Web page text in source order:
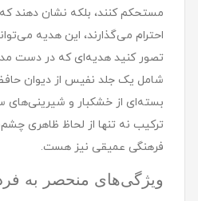
مستحکم کنند، بلکه نشان دهند
احترام می‌گذارند، این هدیه
تصور کنید هدیه‌ای که در دست
شامل یک جلد نفیس از دیوان
بسته‌ای از خشکبار و شیرینی‌های
ترکیب نه تنها از لحاظ ظاهری
فرهنگی عمیقی نیز هست.
ویژگی‌های منحصر به